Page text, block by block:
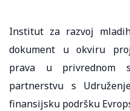
Institut za razvoj
dokument u okviru
prava u privrednom
partnerstvu s
finansijsku podršku